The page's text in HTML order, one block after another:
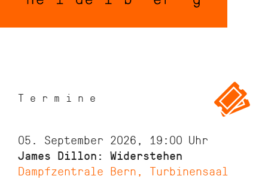
Termine
05. September 2026, 19:00 Uhr
James Dillon: Widerstehen
Dampfzentrale Bern, Turbinensaal